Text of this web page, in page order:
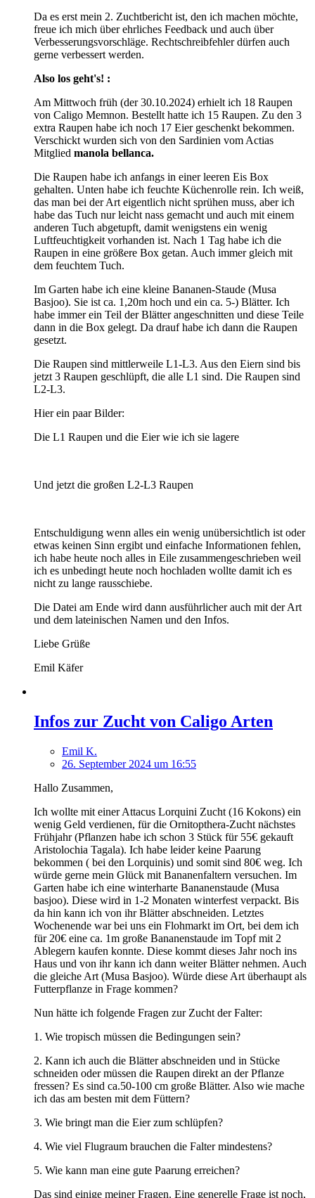
Da es erst mein 2. Zuchtbericht ist, den ich machen möchte,
freue ich mich über ehrliches Feedback und auch über
Verbesserungsvorschläge. Rechtschreibfehler dürfen auch
gerne verbessert werden.
Also los geht's! :
Am Mittwoch früh (der 30.10.2024) erhielt ich 18 Raupen
von Caligo Memnon. Bestellt hatte ich 15 Raupen. Zu den 3
extra Raupen habe ich noch 17 Eier geschenkt bekommen.
Verschickt wurden sich von den Sardinien vom Actias
Mitglied manola bellanca.
Die Raupen habe ich anfangs in einer leeren Eis Box
gehalten. Unten habe ich feuchte Küchenrolle rein. Ich weiß,
das man bei der Art eigentlich nicht sprühen muss, aber ich
habe das Tuch nur leicht nass gemacht und auch mit einem
anderen Tuch abgetupft, damit wenigstens ein wenig
Luftfeuchtigkeit vorhanden ist. Nach 1 Tag habe ich die
Raupen in eine größere Box getan. Auch immer gleich mit
dem feuchtem Tuch.
Im Garten habe ich eine kleine Bananen-Staude (Musa
Basjoo). Sie ist ca. 1,20m hoch und ein ca. 5-) Blätter. Ich
habe immer ein Teil der Blätter angeschnitten und diese Teile
dann in die Box gelegt. Da drauf habe ich dann die Raupen
gesetzt.
Die Raupen sind mittlerweile L1-L3. Aus den Eiern sind bis
jetzt 3 Raupen geschlüpft, die alle L1 sind. Die Raupen sind
L2-L3.
Hier ein paar Bilder:
Die L1 Raupen und die Eier wie ich sie lagere
Und jetzt die großen L2-L3 Raupen
Entschuldigung wenn alles ein wenig unübersichtlich ist oder
etwas keinen Sinn ergibt und einfache Informationen fehlen,
ich habe heute noch alles in Eile zusammengeschrieben weil
ich es unbedingt heute noch hochladen wollte damit ich es
nicht zu lange rausschiebe.
Die Datei am Ende wird dann ausführlicher auch mit der Art
und dem lateinischen Namen und den Infos.
Liebe Grüße
Emil Käfer
Infos zur Zucht von Caligo Arten
Emil K.
26. September 2024 um 16:55
Hallo Zusammen,
Ich wollte mit einer Attacus Lorquini Zucht (16 Kokons) ein
wenig Geld verdienen, für die Ornitopthera-Zucht nächstes
Frühjahr (Pflanzen habe ich schon 3 Stück für 55€ gekauft
Aristolochia Tagala). Ich habe leider keine Paarung
bekommen ( bei den Lorquinis) und somit sind 80€ weg. Ich
würde gerne mein Glück mit Bananenfaltern versuchen. Im
Garten habe ich eine winterharte Bananenstaude (Musa
basjoo). Diese wird in 1-2 Monaten winterfest verpackt. Bis
da hin kann ich von ihr Blätter abschneiden. Letztes
Wochenende war bei uns ein Flohmarkt im Ort, bei dem ich
für 20€ eine ca. 1m große Bananenstaude im Topf mit 2
Ablegern kaufen konnte. Diese kommt dieses Jahr noch ins
Haus und von ihr kann ich dann weiter Blätter nehmen. Auch
die gleiche Art (Musa Basjoo). Würde diese Art überhaupt als
Futterpflanze in Frage kommen?
Nun hätte ich folgende Fragen zur Zucht der Falter:
1. Wie tropisch müssen die Bedingungen sein?
2. Kann ich auch die Blätter abschneiden und in Stücke
schneiden oder müssen die Raupen direkt an der Pflanze
fressen? Es sind ca.50-100 cm große Blätter. Also wie mache
ich das am besten mit dem Füttern?
3. Wie bringt man die Eier zum schlüpfen?
4. Wie viel Flugraum brauchen die Falter mindestens?
5. Wie kann man eine gute Paarung erreichen?
Das sind einige meiner Fragen. Eine generelle Frage ist noch,